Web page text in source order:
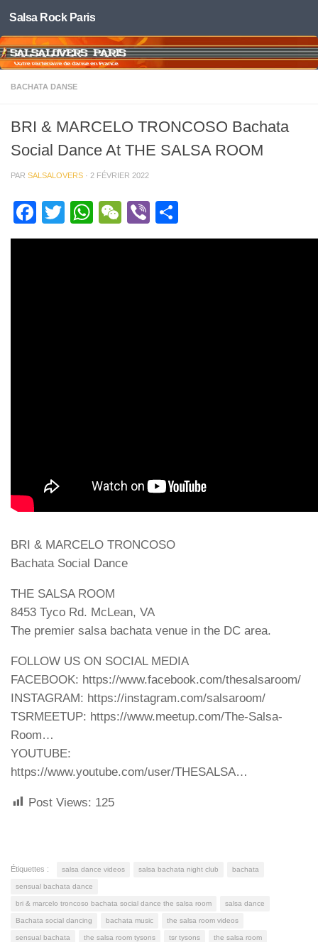
Skip to content
Salsa Rock Paris
BACHATA DANSE
BRI & MARCELO TRONCOSO Bachata
Social Dance At THE SALSA ROOM
PAR SALSALOVERS · 2 FÉVRIER 2022
Facebook
TwitterWhatsApp
WeChat
Viber
BRI & MARCELO TRONCOSO
Bachata Social Dance
THE SALSA ROOM
8453 Tyco Rd. McLean, VA
The premier salsa bachata venue in the DC area.
FOLLOW US ON SOCIAL MEDIA
FACEBOOK: https://www.facebook.com/thesalsaroom/
INSTAGRAM: https://instagram.com/salsaroom/
TSRMEETUP: https://www.meetup.com/The-Salsa-
Room…
YOUTUBE:
https://www.youtube.com/user/THESALSA…
Post Views: 125
Étiquettes : salsa dance videos salsa bachata night club bachata
sensual bachata dance
bri & marcelo troncoso bachata social dance the salsa room salsa dance
Bachata social dancing bachata music the salsa room videos
sensual bachata the salsa room tysons tsr tysons the salsa room